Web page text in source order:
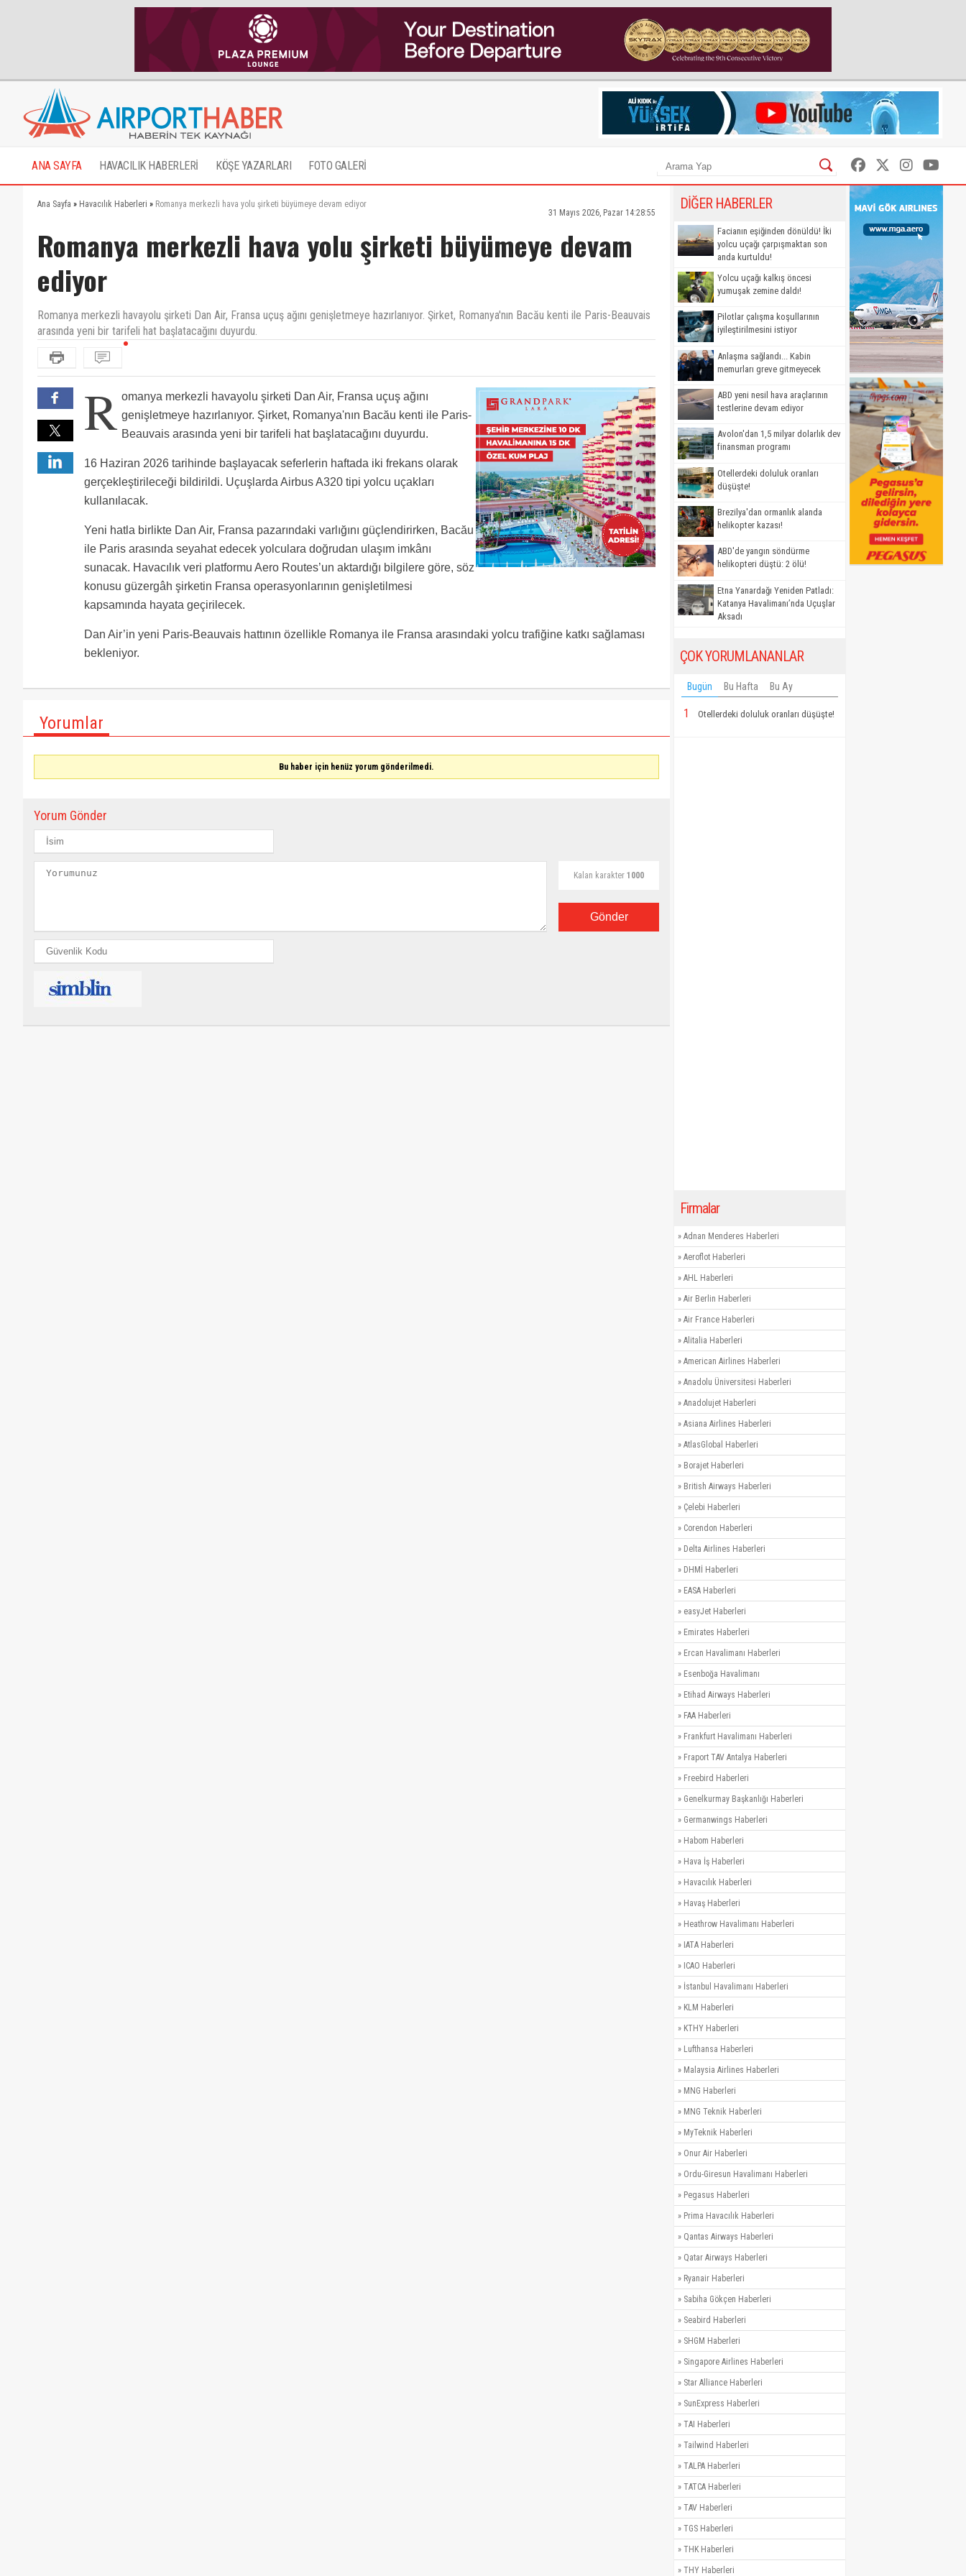
ANA SAYFA HAVACILIK HABERLERİ KÖŞE YAZARLARI FOTO GALERİ
Ana Sayfa » Havacılık Haberleri » Romanya merkezli hava yolu şirketi büyümeye devam ediyor
31 Mayıs 2026, Pazar 14:28:55
Romanya merkezli hava yolu şirketi büyümeye devam
ediyor
Romanya merkezli havayolu şirketi Dan Air, Fransa uçuş ağını genişletmeye hazırlanıyor. Şirket, Romanya'nın Bacău kenti ile Paris-Beauvais
arasında yeni bir tarifeli hat başlatacağını duyurdu.
R omanya merkezli havayolu şirketi Dan Air, Fransa uçuş ağını
genişletmeye hazırlanıyor. Şirket, Romanya'nın Bacău kenti ile Paris-
Beauvais arasında yeni bir tarifeli hat başlatacağını duyurdu.
16 Haziran 2026 tarihinde başlayacak seferlerin haftada iki frekans olarak
gerçekleştirileceği bildirildi. Uçuşlarda Airbus A320 tipi yolcu uçakları
kullanılacak.
Yeni hatla birlikte Dan Air, Fransa pazarındaki varlığını güçlendirirken, Bacău
ile Paris arasında seyahat edecek yolculara doğrudan ulaşım imkânı
sunacak. Havacılık veri platformu Aero Routes’un aktardığı bilgilere göre, söz
konusu güzergâh şirketin Fransa operasyonlarının genişletilmesi
kapsamında hayata geçirilecek.
Dan Air’in yeni Paris-Beauvais hattının özellikle Romanya ile Fransa arasındaki yolcu trafiğine katkı sağlaması
bekleniyor.
Yorumlar
Bu haber için henüz yorum gönderilmedi.
Yorum Gönder
Kalan karakter 1000
Gönder
DİĞER HABERLER
Facianın eşiğinden dönüldü! İki
yolcu uçağı çarpışmaktan son
anda kurtuldu!
Yolcu uçağı kalkış öncesi
yumuşak zemine daldı!
Pilotlar çalışma koşullarının
iyileştirilmesini istiyor
Anlaşma sağlandı... Kabin
memurları greve gitmeyecek
ABD yeni nesil hava araçlarının
testlerine devam ediyor
Avolon'dan 1,5 milyar dolarlık dev
finansman programı
Otellerdeki doluluk oranları
düşüşte!
Brezilya'dan ormanlık alanda
helikopter kazası!
ABD'de yangın söndürme
helikopteri düştü: 2 ölü!
Etna Yanardağı Yeniden Patladı:
Katanya Havalimanı’nda Uçuşlar
Aksadı
ÇOK YORUMLANANLAR
Bugün Bu Hafta Bu Ay
1 Otellerdeki doluluk oranları düşüşte!
Firmalar
» Adnan Menderes Haberleri
» Aeroflot Haberleri
» AHL Haberleri
» Air Berlin Haberleri
» Air France Haberleri
» Alitalia Haberleri
» American Airlines Haberleri
» Anadolu Üniversitesi Haberleri
» Anadolujet Haberleri
» Asiana Airlines Haberleri
» AtlasGlobal Haberleri
» Borajet Haberleri
» British Airways Haberleri
» Çelebi Haberleri
» Corendon Haberleri
» Delta Airlines Haberleri
» DHMİ Haberleri
» EASA Haberleri
» easyJet Haberleri
» Emirates Haberleri
» Ercan Havalimanı Haberleri
» Esenboğa Havalimanı
» Etihad Airways Haberleri
» FAA Haberleri
» Frankfurt Havalimanı Haberleri
» Fraport TAV Antalya Haberleri
» Freebird Haberleri
» Genelkurmay Başkanlığı Haberleri
» Germanwings Haberleri
» Habom Haberleri
» Hava İş Haberleri
» Havacılık Haberleri
» Havaş Haberleri
» Heathrow Havalimanı Haberleri
» IATA Haberleri
» ICAO Haberleri
» İstanbul Havalimanı Haberleri
» KLM Haberleri
» KTHY Haberleri
» Lufthansa Haberleri
» Malaysia Airlines Haberleri
» MNG Haberleri
» MNG Teknik Haberleri
» MyTeknik Haberleri
» Onur Air Haberleri
» Ordu-Giresun Havalimanı Haberleri
» Pegasus Haberleri
» Prima Havacılık Haberleri
» Qantas Airways Haberleri
» Qatar Airways Haberleri
» Ryanair Haberleri
» Sabiha Gökçen Haberleri
» Seabird Haberleri
» SHGM Haberleri
» Singapore Airlines Haberleri
» Star Alliance Haberleri
» SunExpress Haberleri
» TAI Haberleri
» Tailwind Haberleri
» TALPA Haberleri
» TATCA Haberleri
» TAV Haberleri
» TGS Haberleri
» THK Haberleri
» THY Haberleri